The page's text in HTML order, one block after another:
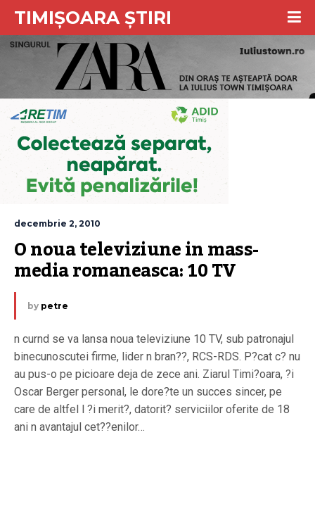
TIMIȘOARA ȘTIRI
decembrie 2, 2010
O noua televiziune in mass-
media romaneasca: 10 TV
by petre
n curnd se va lansa noua televiziune 10 TV, sub patronajul
binecunoscutei firme, lider n bran??, RCS-RDS. P?cat c? nu
au pus-o pe picioare deja de zece ani. Ziarul Timi?oara, ?i
Oscar Berger personal, le dore?te un succes sincer, pe
care de altfel l ?i merit?, datorit? serviciilor oferite de 18
ani n avantajul cet??enilor…